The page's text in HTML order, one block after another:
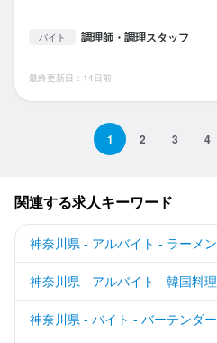
バイト 調理師・調理スタッフ
最終更新日：14日前
1 2 3 4
関連する求人キーワード
神奈川県 - アルバイト - ラーメン
神奈川県 - アルバイト - 韓国料理
神奈川県 - バイト - バーテンダー